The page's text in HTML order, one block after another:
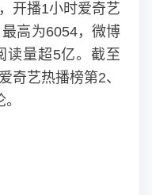
开播1小时爱奇艺
高为6054，微博
读量超5亿。截至
奇艺热播榜第2、